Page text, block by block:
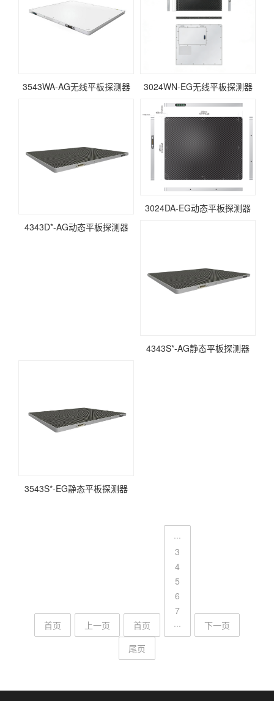
3543WA-AG无线平板探测器 3024WN-EG无线平板探测器
4343D*-AG动态平板探测器
3024DA-EG动态平板探测器
4343S*-AG静态平板探测器
3543S*-EG静态平板探测器
首页 上一页 首页
···
3
4
5
6
7
···
下一页
尾页